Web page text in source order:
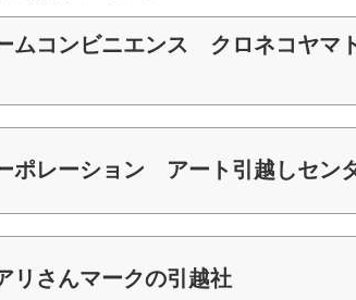
ムコンビニエンス クロネコヤマ
ポレーション アート引越しセン
さんマークの引越社